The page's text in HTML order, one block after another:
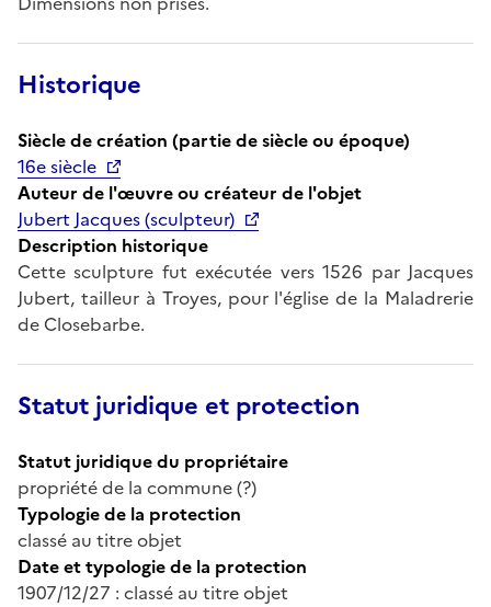
Historique
Siècle de création (partie de siècle ou époque)
16e siècle
Auteur de l'œuvre ou créateur de l'objet
Jubert Jacques (sculpteur)
Description historique
Cette sculpture fut exécutée vers 1526 par Jacques
Jubert, tailleur à Troyes, pour l'église de la Maladrerie
de Closebarbe.
Statut juridique et protection
Statut juridique du propriétaire
propriété de la commune (?)
Typologie de la protection
classé au titre objet
Date et typologie de la protection
1907/12/27 : classé au titre objet